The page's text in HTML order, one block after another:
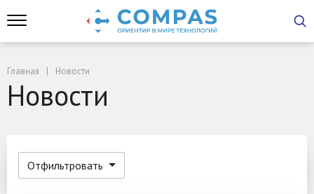
Главная Новости
Новости
Отфильтровать